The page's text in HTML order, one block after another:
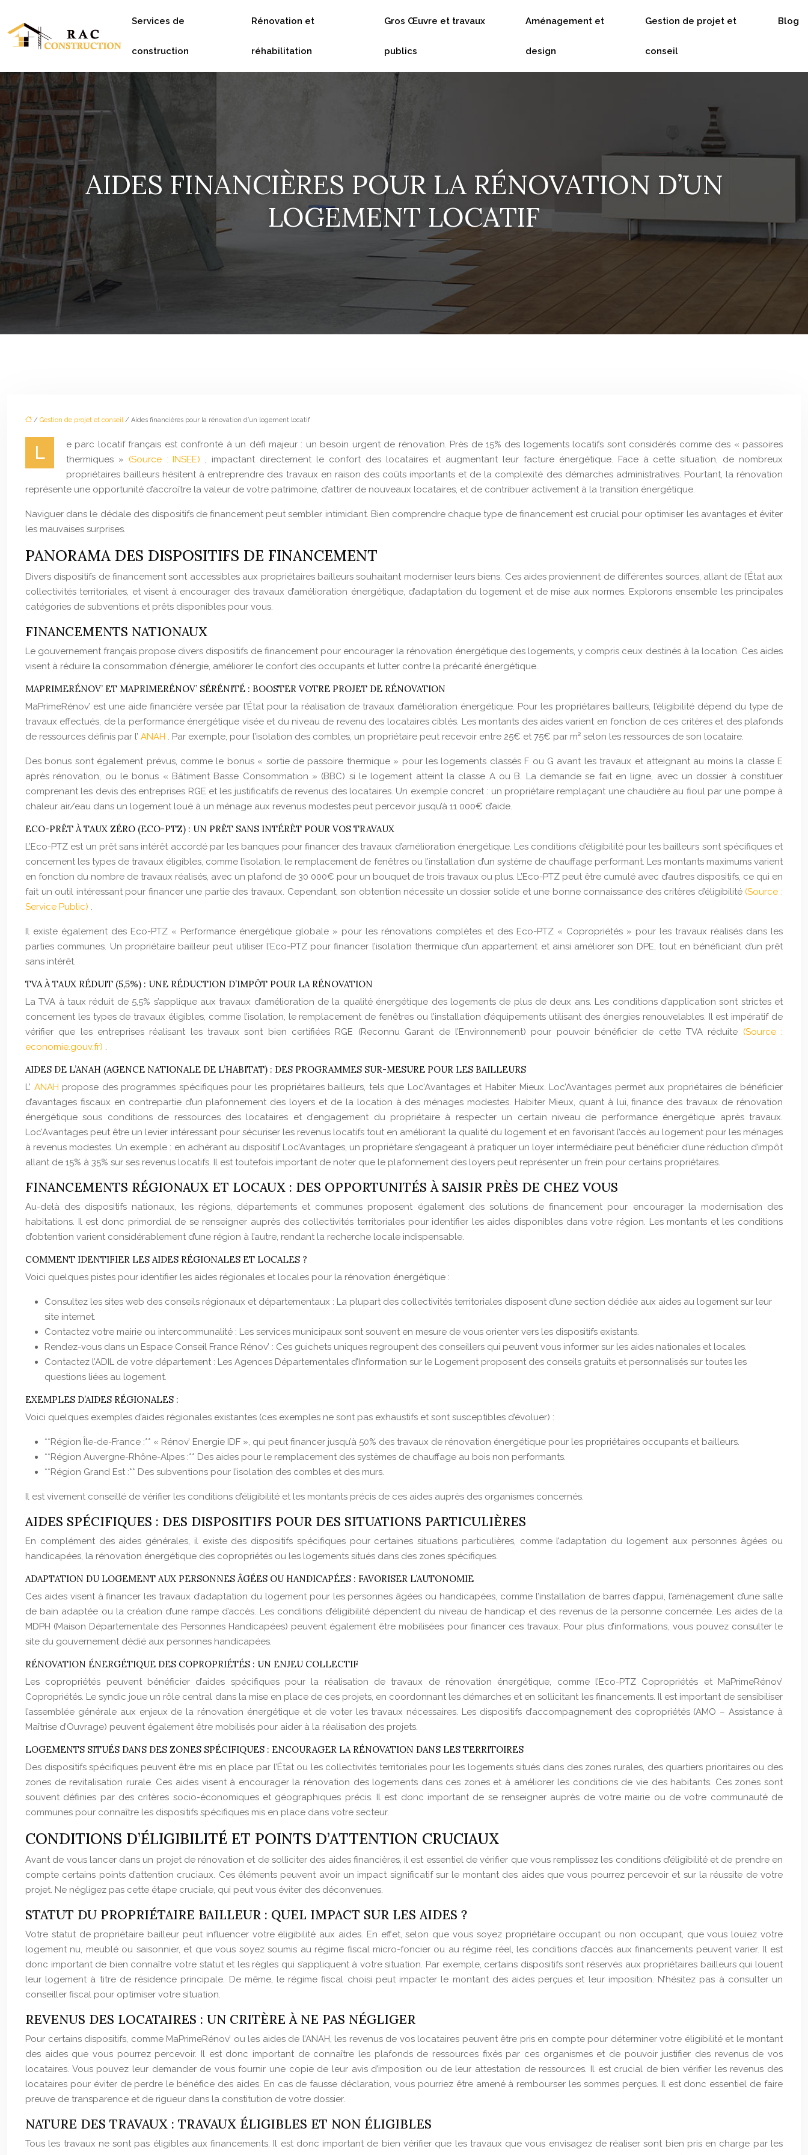
Services de
construction
Rénovation et
réhabilitation
Gros Œuvre et travaux
publics
Aménagement et
design
Gestion de projet et
conseil
Blog
AIDES FINANCIÈRES POUR LA RÉNOVATION D’UN
LOGEMENT LOCATIF
/ Gestion de projet et conseil/ Aides financières pour la rénovation d’un logement locatif
L
e parc locatif français est confronté à un défi majeur : un besoin urgent de rénovation. Près de 15% des logements locatifs sont considérés comme des « passoires
thermiques » (Source : INSEE) , impactant directement le confort des locataires et augmentant leur facture énergétique. Face à cette situation, de nombreux
propriétaires bailleurs hésitent à entreprendre des travaux en raison des coûts importants et de la complexité des démarches administratives. Pourtant, la rénovation
représente une opportunité d’accroître la valeur de votre patrimoine, d’attirer de nouveaux locataires, et de contribuer activement à la transition énergétique.
Naviguer dans le dédale des dispositifs de financement peut sembler intimidant. Bien comprendre chaque type de financement est crucial pour optimiser les avantages et éviter
les mauvaises surprises.
PANORAMA DES DISPOSITIFS DE FINANCEMENT
Divers dispositifs de financement sont accessibles aux propriétaires bailleurs souhaitant moderniser leurs biens. Ces aides proviennent de différentes sources, allant de l’État aux
collectivités territoriales, et visent à encourager des travaux d’amélioration énergétique, d’adaptation du logement et de mise aux normes. Explorons ensemble les principales
catégories de subventions et prêts disponibles pour vous.
FINANCEMENTS NATIONAUX
Le gouvernement français propose divers dispositifs de financement pour encourager la rénovation énergétique des logements, y compris ceux destinés à la location. Ces aides
visent à réduire la consommation d’énergie, améliorer le confort des occupants et lutter contre la précarité énergétique.
MAPRIMERÉNOV’ ET MAPRIMERÉNOV’ SÉRÉNITÉ : BOOSTER VOTRE PROJET DE RÉNOVATION
MaPrimeRénov’ est une aide financière versée par l’État pour la réalisation de travaux d’amélioration énergétique. Pour les propriétaires bailleurs, l’éligibilité dépend du type de
travaux effectués, de la performance énergétique visée et du niveau de revenu des locataires ciblés. Les montants des aides varient en fonction de ces critères et des plafonds
de ressources définis par l’ ANAH . Par exemple, pour l’isolation des combles, un propriétaire peut recevoir entre 25€ et 75€ par m² selon les ressources de son locataire.
Des bonus sont également prévus, comme le bonus « sortie de passoire thermique » pour les logements classés F ou G avant les travaux et atteignant au moins la classe E
après rénovation, ou le bonus « Bâtiment Basse Consommation » (BBC) si le logement atteint la classe A ou B. La demande se fait en ligne, avec un dossier à constituer
comprenant les devis des entreprises RGE et les justificatifs de revenus des locataires. Un exemple concret : un propriétaire remplaçant une chaudière au fioul par une pompe à
chaleur air/eau dans un logement loué à un ménage aux revenus modestes peut percevoir jusqu’à 11 000€ d’aide.
ECO-PRÊT À TAUX ZÉRO (ECO-PTZ) : UN PRÊT SANS INTÉRÊT POUR VOS TRAVAUX
L’Eco-PTZ est un prêt sans intérêt accordé par les banques pour financer des travaux d’amélioration énergétique. Les conditions d’éligibilité pour les bailleurs sont spécifiques et
concernent les types de travaux éligibles, comme l’isolation, le remplacement de fenêtres ou l’installation d’un système de chauffage performant. Les montants maximums varient
en fonction du nombre de travaux réalisés, avec un plafond de 30 000€ pour un bouquet de trois travaux ou plus. L’Eco-PTZ peut être cumulé avec d’autres dispositifs, ce qui en
fait un outil intéressant pour financer une partie des travaux. Cependant, son obtention nécessite un dossier solide et une bonne connaissance des critères d’éligibilité (Source :
Service Public) .
Il existe également des Eco-PTZ « Performance énergétique globale » pour les rénovations complètes et des Eco-PTZ « Copropriétés » pour les travaux réalisés dans les
parties communes. Un propriétaire bailleur peut utiliser l’Eco-PTZ pour financer l’isolation thermique d’un appartement et ainsi améliorer son DPE, tout en bénéficiant d’un prêt
sans intérêt.
TVA À TAUX RÉDUIT (5,5%) : UNE RÉDUCTION D’IMPÔT POUR LA RÉNOVATION
La TVA à taux réduit de 5,5% s’applique aux travaux d’amélioration de la qualité énergétique des logements de plus de deux ans. Les conditions d’application sont strictes et
concernent les types de travaux éligibles, comme l’isolation, le remplacement de fenêtres ou l’installation d’équipements utilisant des énergies renouvelables. Il est impératif de
vérifier que les entreprises réalisant les travaux sont bien certifiées RGE (Reconnu Garant de l’Environnement) pour pouvoir bénéficier de cette TVA réduite (Source :
economie.gouv.fr) .
AIDES DE L’ANAH (AGENCE NATIONALE DE L’HABITAT) : DES PROGRAMMES SUR-MESURE POUR LES BAILLEURS
L’ ANAH propose des programmes spécifiques pour les propriétaires bailleurs, tels que Loc’Avantages et Habiter Mieux. Loc’Avantages permet aux propriétaires de bénéficier
d’avantages fiscaux en contrepartie d’un plafonnement des loyers et de la location à des ménages modestes. Habiter Mieux, quant à lui, finance des travaux de rénovation
énergétique sous conditions de ressources des locataires et d’engagement du propriétaire à respecter un certain niveau de performance énergétique après travaux.
Loc’Avantages peut être un levier intéressant pour sécuriser les revenus locatifs tout en améliorant la qualité du logement et en favorisant l’accès au logement pour les ménages
à revenus modestes. Un exemple : en adhérant au dispositif Loc’Avantages, un propriétaire s’engageant à pratiquer un loyer intermédiaire peut bénéficier d’une réduction d’impôt
allant de 15% à 35% sur ses revenus locatifs. Il est toutefois important de noter que le plafonnement des loyers peut représenter un frein pour certains propriétaires.
FINANCEMENTS RÉGIONAUX ET LOCAUX : DES OPPORTUNITÉS À SAISIR PRÈS DE CHEZ VOUS
Au-delà des dispositifs nationaux, les régions, départements et communes proposent également des solutions de financement pour encourager la modernisation des
habitations. Il est donc primordial de se renseigner auprès des collectivités territoriales pour identifier les aides disponibles dans votre région. Les montants et les conditions
d’obtention varient considérablement d’une région à l’autre, rendant la recherche locale indispensable.
COMMENT IDENTIFIER LES AIDES RÉGIONALES ET LOCALES ?
Voici quelques pistes pour identifier les aides régionales et locales pour la rénovation énergétique :
Consultez les sites web des conseils régionaux et départementaux : La plupart des collectivités territoriales disposent d’une section dédiée aux aides au logement sur leur
site internet.
Contactez votre mairie ou intercommunalité : Les services municipaux sont souvent en mesure de vous orienter vers les dispositifs existants.
Rendez-vous dans un Espace Conseil France Rénov’ : Ces guichets uniques regroupent des conseillers qui peuvent vous informer sur les aides nationales et locales.
Contactez l’ADIL de votre département : Les Agences Départementales d’Information sur le Logement proposent des conseils gratuits et personnalisés sur toutes les
questions liées au logement.
EXEMPLES D’AIDES RÉGIONALES :
Voici quelques exemples d’aides régionales existantes (ces exemples ne sont pas exhaustifs et sont susceptibles d’évoluer) :
**Région Île-de-France :** « Rénov’ Energie IDF », qui peut financer jusqu’à 50% des travaux de rénovation énergétique pour les propriétaires occupants et bailleurs.
**Région Auvergne-Rhône-Alpes :** Des aides pour le remplacement des systèmes de chauffage au bois non performants.
**Région Grand Est :** Des subventions pour l’isolation des combles et des murs.
Il est vivement conseillé de vérifier les conditions d’éligibilité et les montants précis de ces aides auprès des organismes concernés.
AIDES SPÉCIFIQUES : DES DISPOSITIFS POUR DES SITUATIONS PARTICULIÈRES
En complément des aides générales, il existe des dispositifs spécifiques pour certaines situations particulières, comme l’adaptation du logement aux personnes âgées ou
handicapées, la rénovation énergétique des copropriétés ou les logements situés dans des zones spécifiques.
ADAPTATION DU LOGEMENT AUX PERSONNES ÂGÉES OU HANDICAPÉES : FAVORISER L’AUTONOMIE
Ces aides visent à financer les travaux d’adaptation du logement pour les personnes âgées ou handicapées, comme l’installation de barres d’appui, l’aménagement d’une salle
de bain adaptée ou la création d’une rampe d’accès. Les conditions d’éligibilité dépendent du niveau de handicap et des revenus de la personne concernée. Les aides de la
MDPH (Maison Départementale des Personnes Handicapées) peuvent également être mobilisées pour financer ces travaux. Pour plus d’informations, vous pouvez consulter le
site du gouvernement dédié aux personnes handicapées.
RÉNOVATION ÉNERGÉTIQUE DES COPROPRIÉTÉS : UN ENJEU COLLECTIF
Les copropriétés peuvent bénéficier d’aides spécifiques pour la réalisation de travaux de rénovation énergétique, comme l’Eco-PTZ Copropriétés et MaPrimeRénov’
Copropriétés. Le syndic joue un rôle central dans la mise en place de ces projets, en coordonnant les démarches et en sollicitant les financements. Il est important de sensibiliser
l’assemblée générale aux enjeux de la rénovation énergétique et de voter les travaux nécessaires. Les dispositifs d’accompagnement des copropriétés (AMO – Assistance à
Maîtrise d’Ouvrage) peuvent également être mobilisés pour aider à la réalisation des projets.
LOGEMENTS SITUÉS DANS DES ZONES SPÉCIFIQUES : ENCOURAGER LA RÉNOVATION DANS LES TERRITOIRES
Des dispositifs spécifiques peuvent être mis en place par l’État ou les collectivités territoriales pour les logements situés dans des zones rurales, des quartiers prioritaires ou des
zones de revitalisation rurale. Ces aides visent à encourager la rénovation des logements dans ces zones et à améliorer les conditions de vie des habitants. Ces zones sont
souvent définies par des critères socio-économiques et géographiques précis. Il est donc important de se renseigner auprès de votre mairie ou de votre communauté de
communes pour connaître les dispositifs spécifiques mis en place dans votre secteur.
CONDITIONS D’ÉLIGIBILITÉ ET POINTS D’ATTENTION CRUCIAUX
Avant de vous lancer dans un projet de rénovation et de solliciter des aides financières, il est essentiel de vérifier que vous remplissez les conditions d’éligibilité et de prendre en
compte certains points d’attention cruciaux. Ces éléments peuvent avoir un impact significatif sur le montant des aides que vous pourrez percevoir et sur la réussite de votre
projet. Ne négligez pas cette étape cruciale, qui peut vous éviter des déconvenues.
STATUT DU PROPRIÉTAIRE BAILLEUR : QUEL IMPACT SUR LES AIDES ?
Votre statut de propriétaire bailleur peut influencer votre éligibilité aux aides. En effet, selon que vous soyez propriétaire occupant ou non occupant, que vous louiez votre
logement nu, meublé ou saisonnier, et que vous soyez soumis au régime fiscal micro-foncier ou au régime réel, les conditions d’accès aux financements peuvent varier. Il est
donc important de bien connaître votre statut et les règles qui s’appliquent à votre situation. Par exemple, certains dispositifs sont réservés aux propriétaires bailleurs qui louent
leur logement à titre de résidence principale. De même, le régime fiscal choisi peut impacter le montant des aides perçues et leur imposition. N’hésitez pas à consulter un
conseiller fiscal pour optimiser votre situation.
REVENUS DES LOCATAIRES : UN CRITÈRE À NE PAS NÉGLIGER
Pour certains dispositifs, comme MaPrimeRénov’ ou les aides de l’ANAH, les revenus de vos locataires peuvent être pris en compte pour déterminer votre éligibilité et le montant
des aides que vous pourrez percevoir. Il est donc important de connaître les plafonds de ressources fixés par ces organismes et de pouvoir justifier des revenus de vos
locataires. Vous pouvez leur demander de vous fournir une copie de leur avis d’imposition ou de leur attestation de ressources. Il est crucial de bien vérifier les revenus des
locataires pour éviter de perdre le bénéfice des aides. En cas de fausse déclaration, vous pourriez être amené à rembourser les sommes perçues. Il est donc essentiel de faire
preuve de transparence et de rigueur dans la constitution de votre dossier.
NATURE DES TRAVAUX : TRAVAUX ÉLIGIBLES ET NON ÉLIGIBLES
Tous les travaux ne sont pas éligibles aux financements. Il est donc important de bien vérifier que les travaux que vous envisagez de réaliser sont bien pris en charge par les